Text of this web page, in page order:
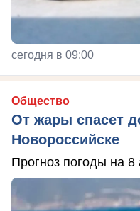
сегодня в 09:00
Общество
От жары спасет
Новороссийске
Прогноз погоды на 8